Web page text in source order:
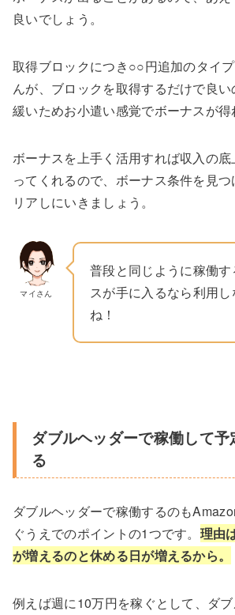
良いでしょう。
取得ブロックにつき○○円追加のタイ
んが、ブロックを取得するだけで良
緩いためお小遣い感覚でボーナスが得
ボーナスを上手く活用すれば収入の
ってくれるので、ボーナス条件を見
リアしにいきましょう。
マイさん
普段と同じように稼働
スが手に入るなら利用
ね！
ダブルヘッダーで稼働して
る
ダブルヘッダーで稼働するのも
ぐうえでのポイントの1つです。 理由
が増えるのと休める日が増えるから。
例えば週に10万円を稼ぐとして、ダ